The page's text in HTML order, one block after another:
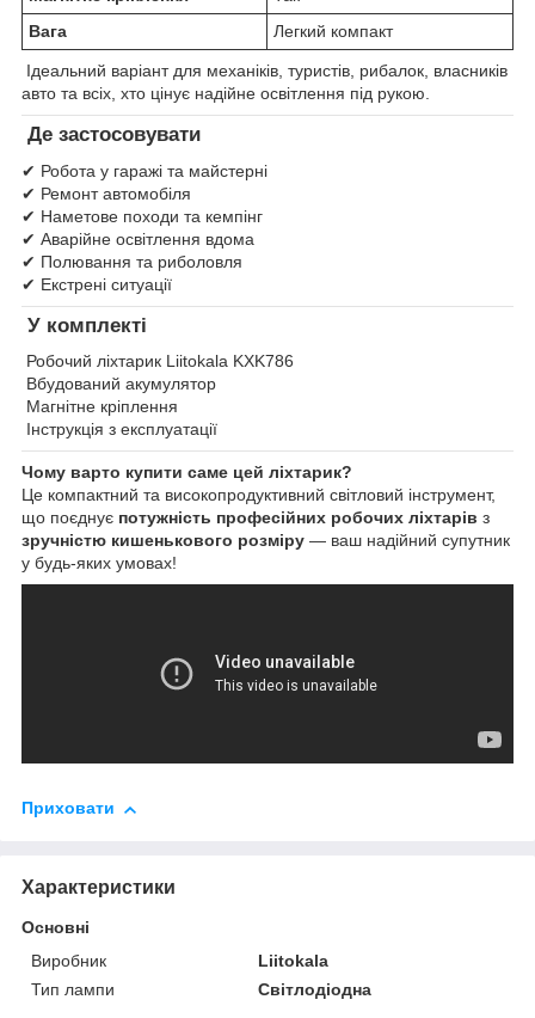
Вага
Легкий компакт
Ідеальний варіант для механіків, туристів, рибалок, власників
авто та всіх, хто цінує надійне освітлення під рукою.
Де застосовувати
✔ Робота у гаражі та майстерні
✔ Ремонт автомобіля
✔ Наметове походи та кемпінг
✔ Аварійне освітлення вдома
✔ Полювання та риболовля
✔ Екстрені ситуації
У комплекті
Робочий ліхтарик Liitokala KXK786
Вбудований акумулятор
Магнітне кріплення
Інструкція з експлуатації
Чому варто купити саме цей ліхтарик?
Це компактний та високопродуктивний світловий інструмент,
що поєднує потужність професійних робочих ліхтарів з
зручністю кишенькового розміру — ваш надійний супутник
у будь-яких умовах!
Приховати
Характеристики
Основні
Виробник
Liitokala
Тип лампи
Світлодіодна